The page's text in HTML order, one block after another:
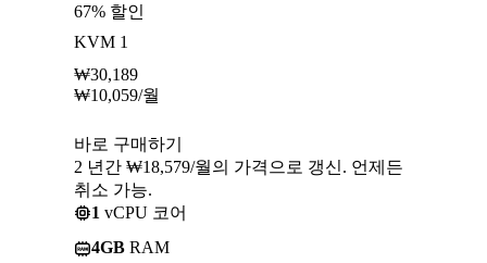
67% 할인
KVM 1
₩30,189
₩10,059/월
바로 구매하기
2 년간 ₩18,579/월의 가격으로 갱신. 언제든
취소 가능.
1 vCPU 코어
4GB RAM